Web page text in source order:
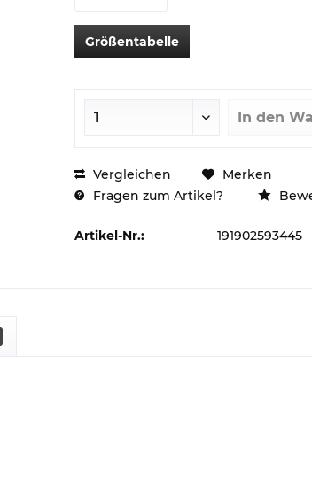
Größentabelle
In den
Vergleichen
Merken
Fragen zum Artikel?
Artikel-Nr.: 191902593445